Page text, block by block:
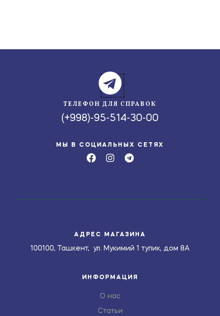
ТЕЛЕФОН ДЛЯ СПРАВОК
(+998)-95-514-30-00
МЫ В СОЦИАЛЬНЫХ СЕТЯХ
АДРЕС МАГАЗИНА
100100, Ташкент, ул. Мукимий 1 тупик, дом 8А
ИНФОРМАЦИЯ
О нас
Статьи